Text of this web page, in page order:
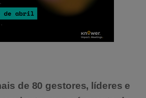
de 80 gestores, líderes e